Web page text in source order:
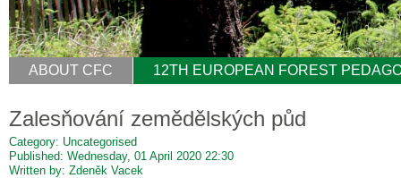
ABOUT CFC 12TH EUROPEAN FOREST
Zalesňování zemědělských půd
Category: Uncategorised
Published: Wednesday, 01 April 2020 22:30
Written by: Zdeněk Vacek